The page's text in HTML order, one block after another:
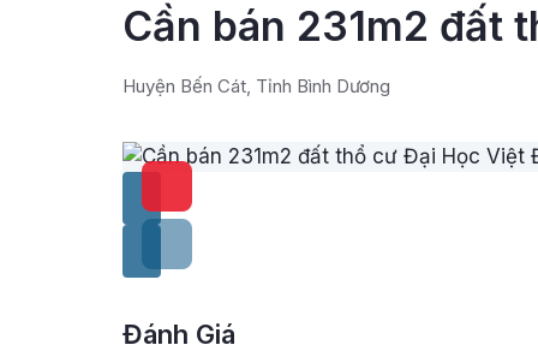
Cần bán 231m2 đất
Huyện Bến Cát, Tỉnh Bình Dương
Đánh Giá